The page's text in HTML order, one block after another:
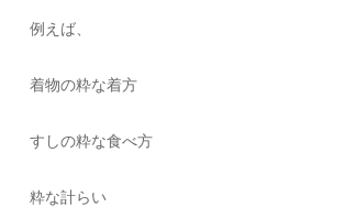
例えば、
着物の粋な着方
すしの粋な食べ方
粋な計らい